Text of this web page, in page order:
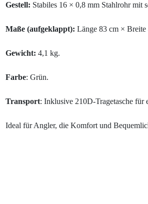
Gestell:
Maße (aufgeklappt): Länge 83 cm ×
Gewicht: 4,1 kg.
Farbe: Grün.
Transport: Inklusive 210D-Tragetasche für
Ideal für Angler, die Komfort und